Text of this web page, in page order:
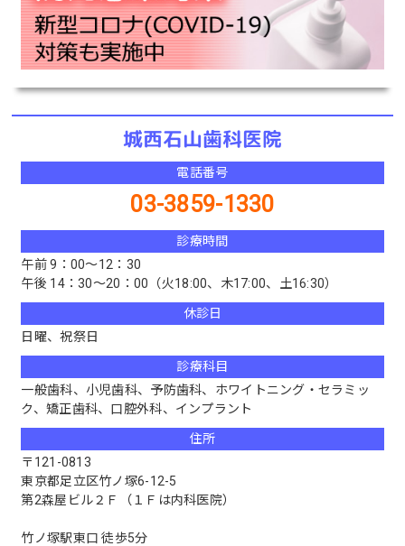
電話番号
03-3859-1330
診療時間
午前 9：00～12：30
午後 14：30～20：00（火18:00、木17:00、土16:30）
休診日
日曜、祝祭日
診療科目
一般歯科、小児歯科、予防歯科、ホワイトニング・セラミッ
ク、矯正歯科、口腔外科、インプラント
住所
〒121-0813
東京都足立区竹ノ塚6-12-5
第2森屋ビル２Ｆ（１Ｆは内科医院）
竹ノ塚駅東口 徒歩5分